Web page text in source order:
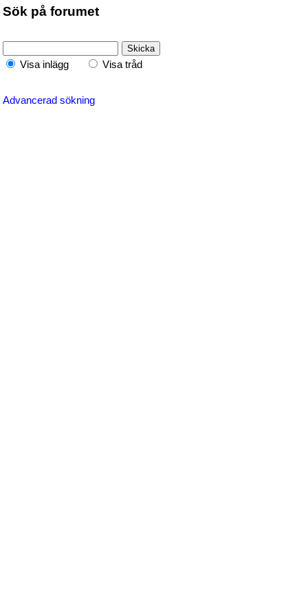
Sök på forumet
Visa inlägg Visa tråd
Advancerad sökning